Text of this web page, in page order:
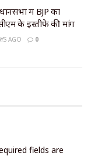
में BJP का
के इस्तीफे की मांग
AGO 0
fields are